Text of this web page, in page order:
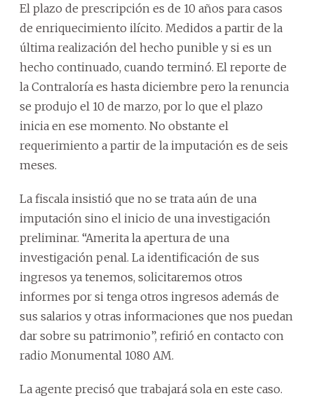
El plazo de prescripción es de 10 años para casos
de enriquecimiento ilícito. Medidos a partir de la
última realización del hecho punible y si es un
hecho continuado, cuando terminó. El reporte de
la Contraloría es hasta diciembre pero la renuncia
se produjo el 10 de marzo, por lo que el plazo
inicia en ese momento. No obstante el
requerimiento a partir de la imputación es de seis
meses.
La fiscala insistió que no se trata aún de una
imputación sino el inicio de una investigación
preliminar. “Amerita la apertura de una
investigación penal. La identificación de sus
ingresos ya tenemos, solicitaremos otros
informes por si tenga otros ingresos además de
sus salarios y otras informaciones que nos puedan
dar sobre su patrimonio”, refirió en contacto con
radio Monumental 1080 AM.
La agente precisó que trabajará sola en este caso.